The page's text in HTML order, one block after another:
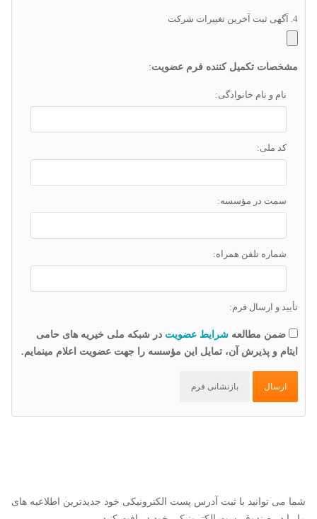
4. آگهی ثبت آخرین تغییرات شرکت
مشخصات تکمیل کننده فرم عضویت:
نام و نام خانوادگی:
کد ملی:
سمت در مؤسسه:
شماره تلفن همراه:
تأیید و ارسال فرم:
ضمن مطالعه شرایط عضویت در شبکه ملی خیریه های حامی
ایتام و پذیرش آن، تمایل این مؤسسه را جهت عضویت اعلام مینمایم.
ارسال بازنشانی فرم
شما می توانید با ثبت آدرس پست الکترونیکی خود جدیدترین اطلاعیه های